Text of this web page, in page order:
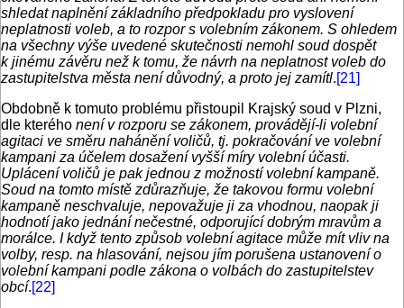
shledat naplnění základního předpokladu pro vyslovení
neplatnosti voleb, a to rozpor s volebním zákonem. S ohledem
na všechny výše uvedené skutečnosti nemohl soud dospět
k jinému závěru než k tomu, že návrh na neplatnost voleb do
zastupitelstva města není důvodný, a proto jej zamítl.[21]
Obdobně k tomuto problému přistoupil Krajský soud v Plzni,
dle kterého není v rozporu se zákonem, provádějí-li volební
agitaci ve směru nahánění voličů, tj. pokračování ve volební
kampani za účelem dosažení vyšší míry volební účasti.
Uplácení voličů je pak jednou z možností volební kampaně.
Soud na tomto místě zdůrazňuje, že takovou formu volební
kampaně neschvaluje, nepovažuje ji za vhodnou, naopak ji
hodnotí jako jednání nečestné, odporující dobrým mravům a
morálce. I když tento způsob volební agitace může mít vliv na
volby, resp. na hlasování, nejsou jím porušena ustanovení o
volební kampani podle zákona o volbách do zastupitelstev
obcí.[22]